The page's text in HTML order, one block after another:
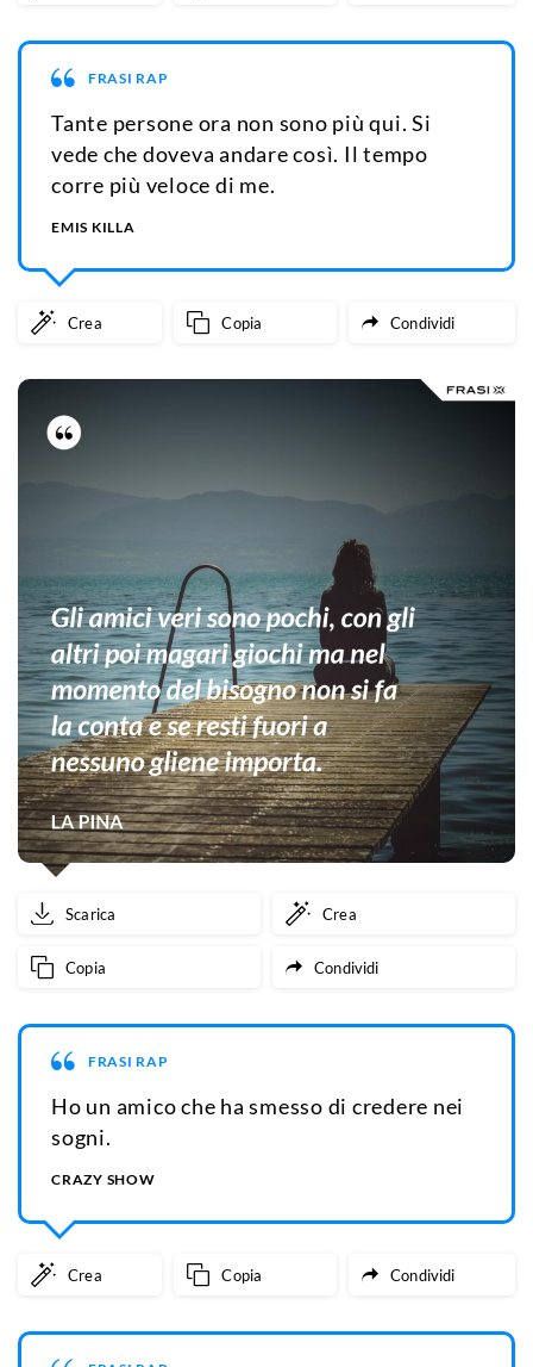
FRASI RAP
Tante persone ora non sono più qui. Si
vede che doveva andare così. Il tempo
corre più veloce di me.
EMIS KILLA
Crea Copia Condividi
Scarica Crea
Copia Condividi
FRASI RAP
Ho un amico che ha smesso di credere nei
sogni.
CRAZY SHOW
Crea Copia Condividi